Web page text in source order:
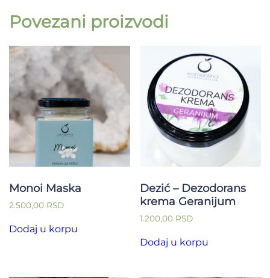
Povezani proizvodi
Monoi Maska
2.500,00 RSD
Dodaj u korpu
Dezić – Dezodorans
krema Geranijum
1.200,00 RSD
Dodaj u korpu